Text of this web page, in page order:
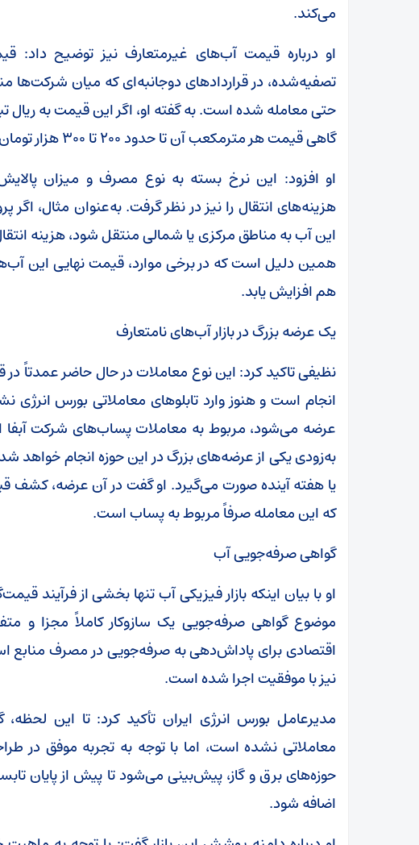
می‌کند.
او درباره قیمت آب‌های غیرمتعارف نیز توضیح
تصفیه‌شده، در قراردادهای دوجانبه‌ای که میان شرکت‌ها
حتی معامله شده است. به گفته او، اگر این قیمت به ریال
گاهی قیمت هر مترمکعب آن تا حدود ۲۰۰ تا ۳۰۰ هزار تومان نیز افزایش پیدا می‌کند.
او افزود: این نرخ بسته به نوع مصرف و میزان
هزینه‌های انتقال را نیز در نظر گرفت. به‌عنوان مثال، اگر
این آب به مناطق مرکزی یا شمالی منتقل شود، هزینه
هم افزایش یابد.
یک عرضه بزرگ در بازار آب‌های نامتعارف
نظیفی تاکید کرد: این نوع معاملات در حال حاضر عمدتاً در
انجام است و هنوز وارد تابلوهای معاملاتی بورس
عرضه می‌شود، مربوط به معاملات پساب‌های شرکت آبفا
به‌زودی یکی از عرضه‌های بزرگ در این حوزه انجام
یا هفته آینده صورت می‌گیرد. او گفت در آن عرضه، کشف
که این معامله صرفاً مربوط به پساب است.
گواهی صرفه‌جویی آب
او با بیان اینکه بازار فیزیکی آب تنها بخشی از فرآیند
موضوع گواهی صرفه‌جویی یک سازوکار کاملاً مجزا
اقتصادی برای پاداش‌دهی به صرفه‌جویی در مصرف منابع
نیز با موفقیت اجرا شده است.
مدیرعامل بورس انرژی ایران تأکید کرد: تا این
معاملاتی نشده است، اما با توجه به تجربه موفق در
حوزه‌های برق و گاز، پیش‌بینی می‌شود تا پیش از پایان
اضافه شود.